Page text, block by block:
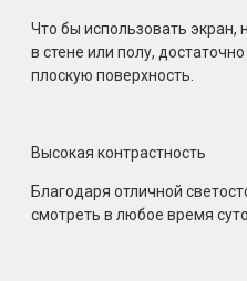
Что бы использовать экран,
в стене или полу,
плоскую поверхность.
Высокая контрастность
Благодаря отличной
смотреть в любое время